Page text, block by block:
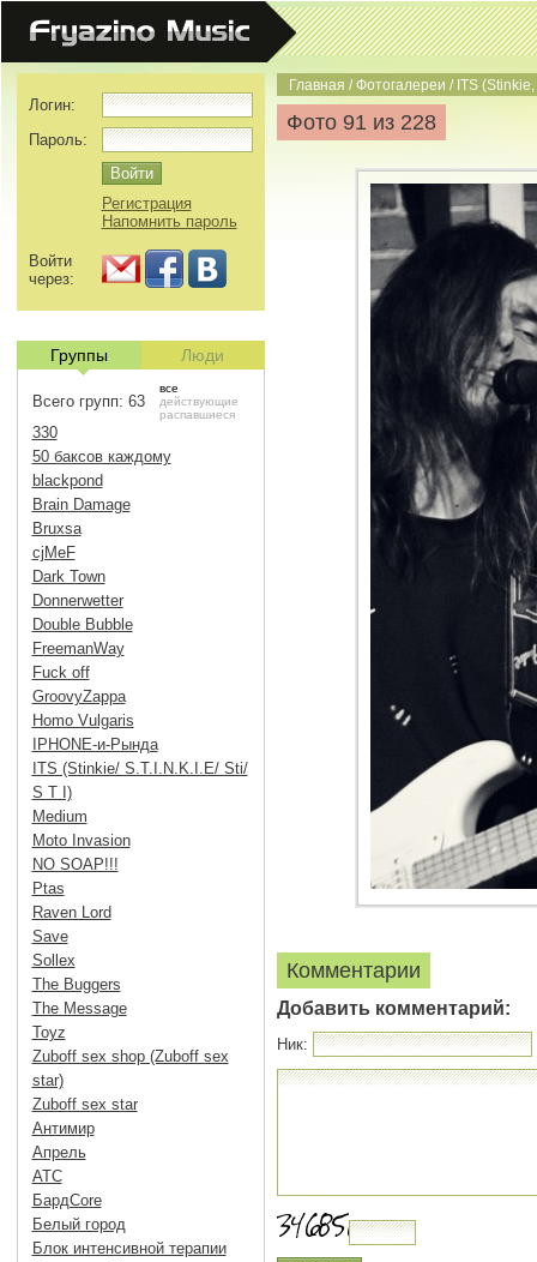
Главная /Фотогалереи / ITS (Stinkie,
Фото 91 из 228
Комментарии
Добавить комментарий:
Ник:
Логин:
Пароль:
Регистрация
Напомнить пароль
Войти
через:
Группы Люди
Всего групп: 63
все
действующие
распавшиеся
330
50 баксов каждому
blackpond
Brain Damage
Bruxsa
cjMeF
Dark Town
Donnerwetter
Double Bubble
FreemanWay
Fuck off
GroovyZappa
Homo Vulgaris
IPHONE-и-Рында
ITS (Stinkie/ S.T.I.N.K.I.E/ Sti/
S T I)
Medium
Moto Invasion
NO SOAP!!!
Ptas
Raven Lord
Save
Sollex
The Buggers
The Message
Toyz
Zuboff sex shop (Zuboff sex
star)
Zuboff sex star
Антимир
Апрель
АТС
БардCore
Белый город
Блок интенсивной терапии